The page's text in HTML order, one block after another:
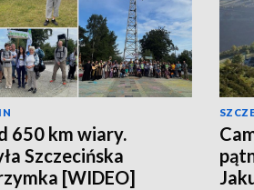
650 km wiary.
Szczecińska
[WIDEO]